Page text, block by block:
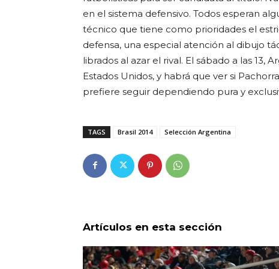
en el sistema defensivo. Todos esperan
técnico que tiene como prioridades el
defensa, una especial atención al dibujo
librados al azar el rival. El sábado a las 13,
Estados Unidos, y habrá que ver si
prefiere seguir dependiendo pura y
TAGS Brasil 2014 Selección Argentina
Artículos en esta sección